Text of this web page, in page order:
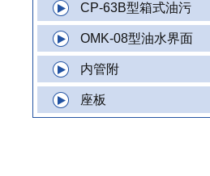
CP-63B型箱式油污
OMK-08型油水界面
内管附
座板